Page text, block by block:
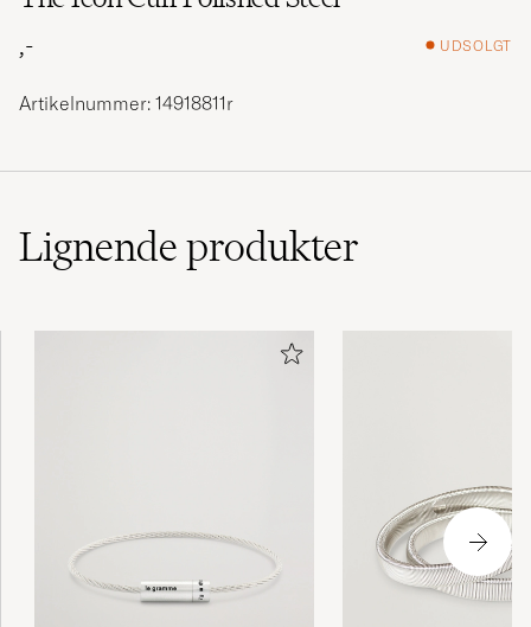
,-
UDSOLGT
Artikelnummer: 14918811r
Lignendeprodukter